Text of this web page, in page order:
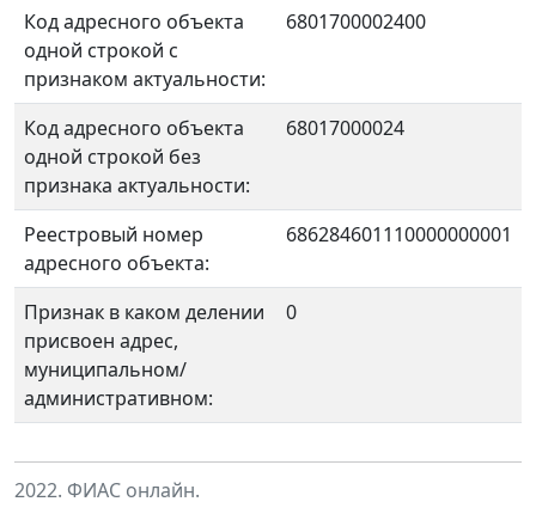
Код адресного объекта
одной строкой с
признаком актуальности:
6801700002400
Код адресного объекта
одной строкой без
признака актуальности:
68017000024
Реестровый номер
адресного объекта:
686284601110000000001
Признак в каком делении
присвоен адрес,
муниципальном/
административном:
0
2022. ФИАС онлайн.